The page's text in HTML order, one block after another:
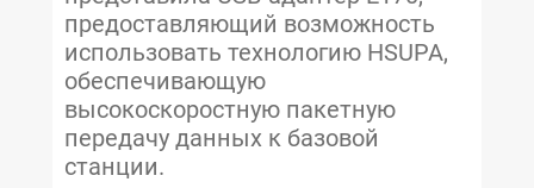
предоставляющий возможность
использовать технологию HSUPA,
обеспечивающую
высокоскоростную пакетную
передачу данных к базовой
станции.